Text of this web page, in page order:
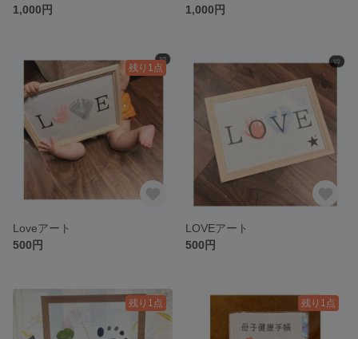
1,000円
1,000円
残り1点
Loveアート
500円
LOVEアート
500円
残り1点 残り1点